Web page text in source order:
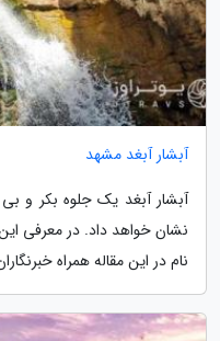
آبشار آبغد مشهد
آبشار آبغد یک جلوه بکر و
نشان خواهد داد. در معرفی
نام در این مقاله همراه